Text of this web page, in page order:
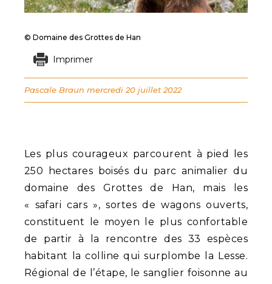
Les plus courageux parcourent à pied les
250 hectares boisés du parc animalier du
domaine des Grottes de Han, mais les
« safari cars », sortes de wagons ouverts,
constituent le moyen le plus confortable
de partir à la rencontre des 33 espèces
habitant la colline qui surplombe la Lesse.
Régional de l’étape, le sanglier foisonne au
© Domaine des Grottes de Han
Imprimer
Pascale Braun mercredi 20 juillet 2022